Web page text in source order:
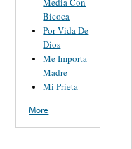
Bicoca
Por Vida De
Dios
Me Importa
Madre
Mi Prieta
More